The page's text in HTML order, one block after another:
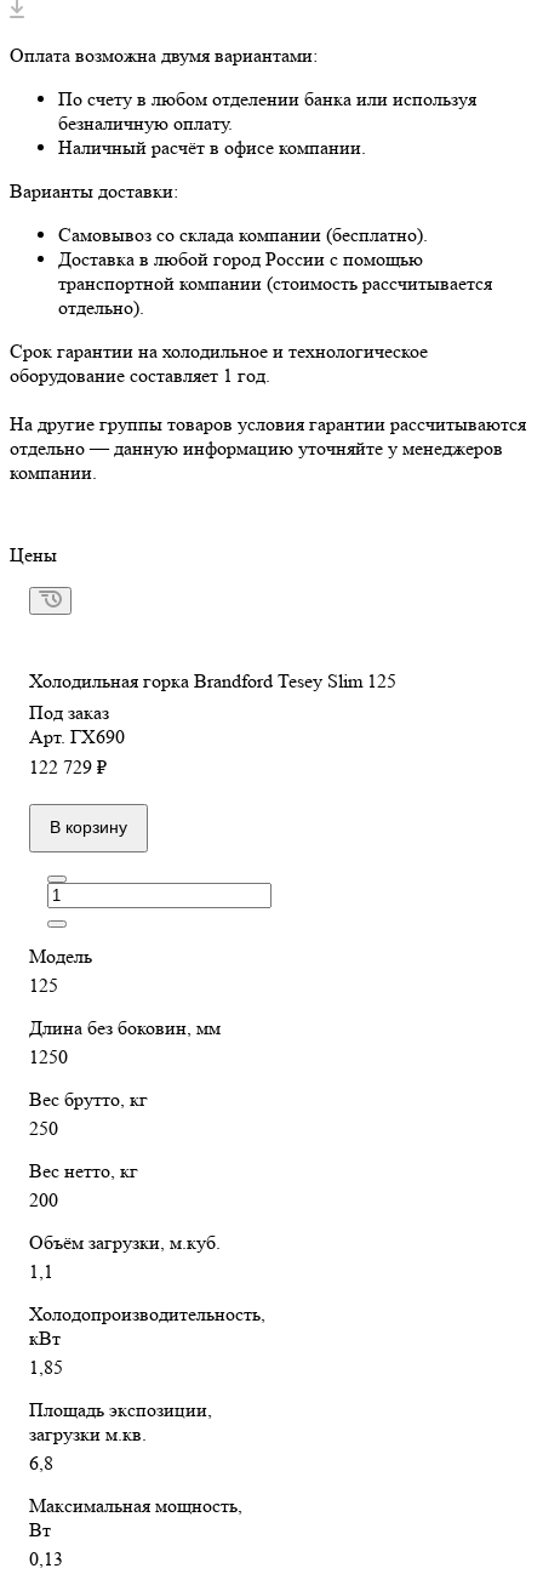
Оплата возможна двумя вариантами:
По счету в любом отделении банка или используя
безналичную оплату.
Наличный расчёт в офисе компании.
Варианты доставки:
Самовывоз со склада компании (бесплатно).
Доставка в любой город России с помощью
транспортной компании (стоимость рассчитывается
отдельно).
Срок гарантии на холодильное и технологическое
оборудование составляет 1 год.
На другие группы товаров условия гарантии рассчитываются
отдельно — данную информацию уточняйте у менеджеров
компании.
Цены
Холодильная горка Brandford Tesey Slim 125
Под заказ
Арт. ГХ690
122 729 ₽
В корзину
Модель
125
Длина без боковин, мм
1250
Вес брутто, кг
250
Вес нетто, кг
200
Объём загрузки, м.куб.
1,1
Холодопроизводительность,
кВт
1,85
Площадь экспозиции,
загрузки м.кв.
6,8
Максимальная мощность,
Вт
0,13